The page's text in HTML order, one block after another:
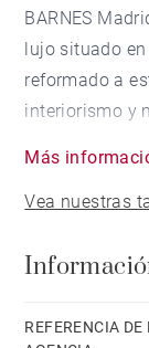
BARNES
lujo situado
reformado a
interiorismo y
distribuidos,
diseñados
Más
Vea nuestras
REFERENCIA DE